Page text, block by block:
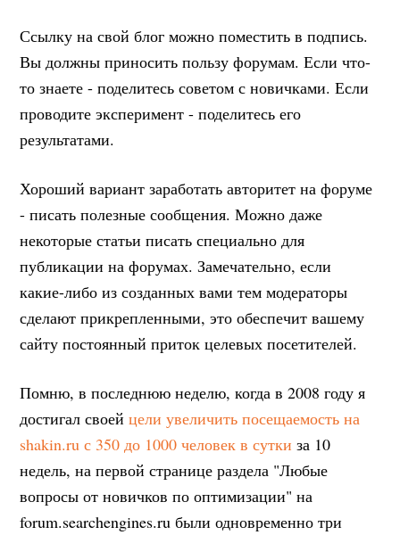
Ссылку на свой блог можно поместить в подпись.
Вы должны приносить пользу форумам. Если что-
то знаете - поделитесь советом с новичками. Если
проводите эксперимент - поделитесь его
результатами.
Хороший вариант заработать авторитет на форуме
- писать полезные сообщения. Можно даже
некоторые статьи писать специально для
публикации на форумах. Замечательно, если
какие-либо из созданных вами тем модераторы
сделают прикрепленными, это обеспечит вашему
сайту постоянный приток целевых посетителей.
Помню, в последнюю неделю, когда в 2008 году я
достигал своейцели увеличить посещаемость на
shakin.ru с 350 до 1000 человек в сутки за 10
недель, на первой странице раздела "Любые
вопросы от новичков по оптимизации" на
forum.searchengines.ru были одновременно три